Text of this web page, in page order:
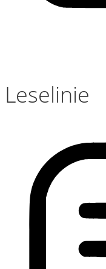
Leselinie